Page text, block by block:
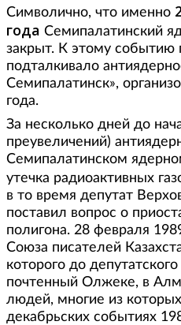
Символично, что именно
года Семипалатинский
закрыт. К этому событию
подталкивало
Семипалатинск»,
года.
За несколько дней до
преувеличений)
Семипалатинском
утечка радиоактивных
в то время депутат
поставил вопрос о
полигона. 28 февраля
Союза писателей
которого до
почтенный Олжеке, в
людей, многие из
декабрьских событиях